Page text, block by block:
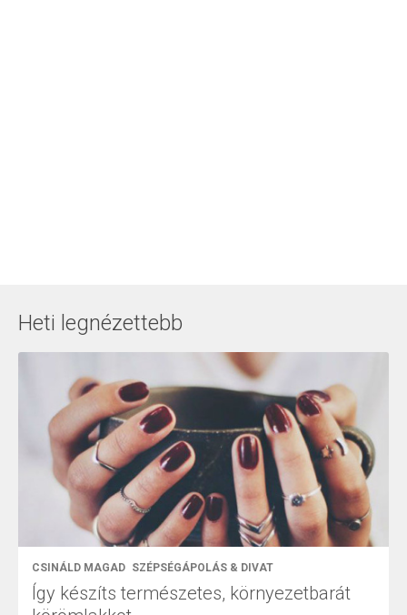
Heti legnézettebb
CSINÁLD MAGAD SZÉPSÉGÁPOLÁS & DIVAT
Így készíts természetes, környezetbarát